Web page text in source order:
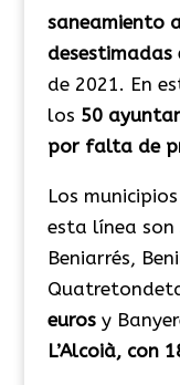
saneamiento
de 2021. En
los 50
por falta de
Los
esta línea
Beniarrés,
eurosy
L’Alcoià, con